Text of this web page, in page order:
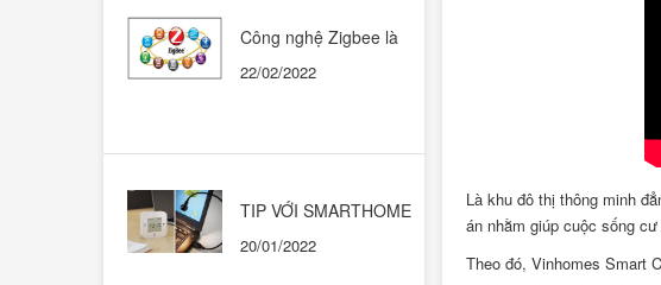
Công nghệ Zigbee là
những ngôi nhà thông
22/02/2022
TIP VỚI SMARTHOME
GOOGLE HOME
20/01/2022
Là khu đô thị thông minh
án nhằm giúp cuộc sống
Theo đó, Vinhomes Smart